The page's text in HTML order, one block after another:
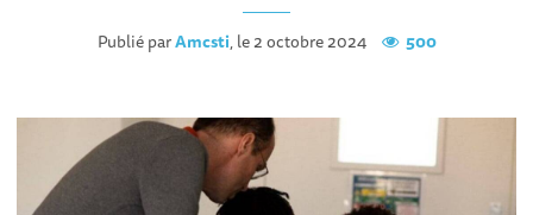
Publié parAmcsti, le 2 octobre 2024 500